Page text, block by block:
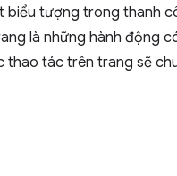
biểu tượng trong thanh
là những hành động
tác trên trang sẽ